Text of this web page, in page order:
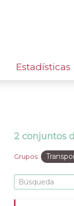
Estadísticas
2 conjuntos
Grupos: